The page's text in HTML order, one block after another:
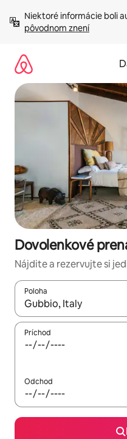
obsah.
Niektoré informácie boli
pôvodnom znení
Dovolenkové
Nájdite a rezervujte si
Poloha
Keď budú výsledky k
Príchod
Odchod